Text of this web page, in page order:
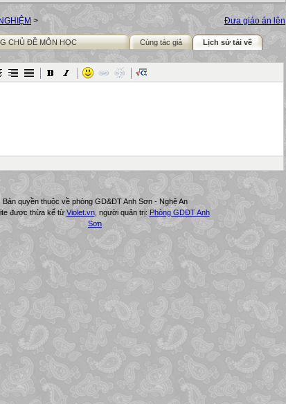
Đưa giáo án lên
>
CHỦ ĐỀ MÔN HỌC Cùng tác giả Lịch sử tải về
Bản quyền thuộc về phòng GD&ĐT Anh Sơn - Nghệ An
được thừa kế từ Violet.vn, người quản trị: Phòng GDĐT Anh
Sơn